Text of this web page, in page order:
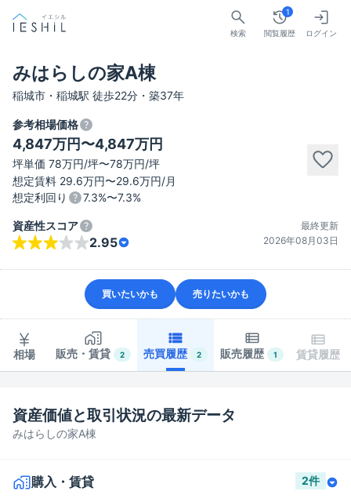
検索 閲覧履歴
1
ログイン
みはらしの家A棟
稲城市・稲城駅 徒歩22分・築37年
参考相場価格
4,847万円〜4,847万円
坪単価 78万円/坪〜78万円/坪
想定賃料 29.6万円〜29.6万円/月
想定利回り
7.3%〜7.3%
資産性スコア
2.95
最終更新
2026年08月03日
買いたいかも 売りたいかも
相場 販売・賃貸 2 売買履歴 2 販売履歴 1 賃貸履歴
みはらしの家A棟
資産価値と取引状況の最新データ
購入・賃貸 2件